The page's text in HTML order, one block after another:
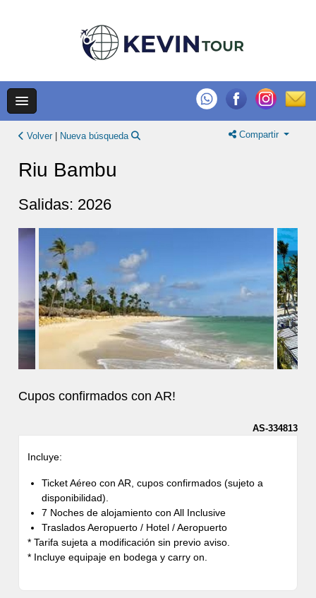
Volver| Nueva búsqueda Compartir
Riu Bambu
Salidas: 2026
Cupos confirmados con AR!
AS-334813
Incluye:
Ticket Aéreo con AR, cupos confirmados (sujeto a
disponibilidad).
7 Noches de alojamiento con All Inclusive
Traslados Aeropuerto / Hotel / Aeropuerto
* Tarifa sujeta a modificación sin previo aviso.
* Incluye equipaje en bodega y carry on.